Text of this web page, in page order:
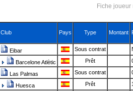
Fiche
Club Pays Type Montant
Eibar Sous contrat
Barcelone Atlètic Prêt
Las Palmas Sous contrat
Huesca Prêt